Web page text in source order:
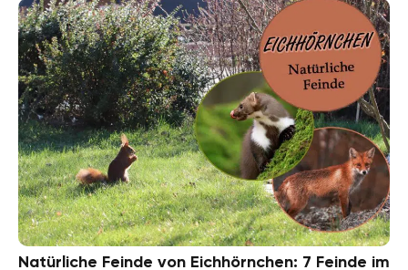
Natürliche Feinde von Eichhörnchen: 7 Feinde im